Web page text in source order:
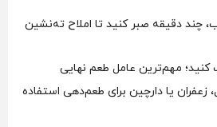
چند دقیقه صبر کنید تا املاح ته‌نشین
کنید؛ مهم‌ترین عامل طعم نهایی
زعفران یا دارچین برای طعم‌دهی استفاده